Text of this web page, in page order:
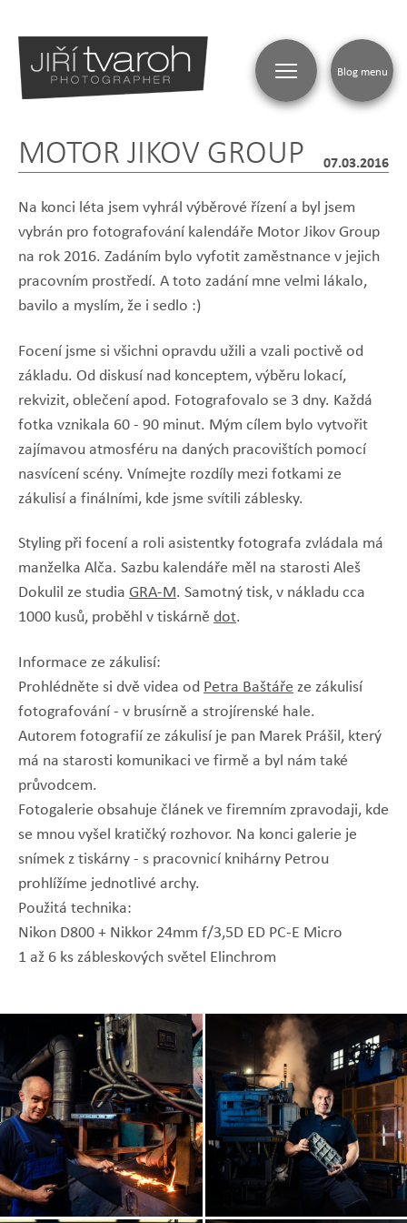
MOTOR JIKOV GROUP 07.03.2016
Na konci léta jsem vyhrál výběrové řízení a byl jsem
vybrán pro fotografování kalendáře Motor Jikov Group
na rok 2016. Zadáním bylo vyfotit zaměstnance v jejich
pracovním prostředí. A toto zadání mne velmi lákalo,
bavilo a myslím, že i sedlo :)
Focení jsme si všichni opravdu užili a vzali poctivě od
základu. Od diskusí nad konceptem, výběru lokací,
rekvizit, oblečení apod. Fotografovalo se 3 dny. Každá
fotka vznikala 60 - 90 minut. Mým cílem bylo vytvořit
zajímavou atmosféru na daných pracovištích pomocí
nasvícení scény. Vnímejte rozdíly mezi fotkami ze
zákulisí a finálními, kde jsme svítili záblesky.
Styling při focení a roli asistentky fotografa zvládala má
manželka Alča. Sazbu kalendáře měl na starosti Aleš
Dokulil ze studia GRA-M. Samotný tisk, v nákladu cca
1000 kusů, proběhl v tiskárně dot.
Informace ze zákulisí:
Prohlédněte si dvě videa od Petra Baštáře ze zákulisí
fotografování - v brusírně a strojírenské hale.
Autorem fotografií ze zákulisí je pan Marek Prášil, který
má na starosti komunikaci ve firmě a byl nám také
průvodcem.
Fotogalerie obsahuje článek ve firemním zpravodaji, kde
se mnou vyšel kratičký rozhovor. Na konci galerie je
snímek z tiskárny - s pracovnicí knihárny Petrou
prohlížíme jednotlivé archy.
Použitá technika:
Nikon D800 + Nikkor 24mm f/3,5D ED PC-E Micro
1 až 6 ks zábleskových světel Elinchrom
Blog menu